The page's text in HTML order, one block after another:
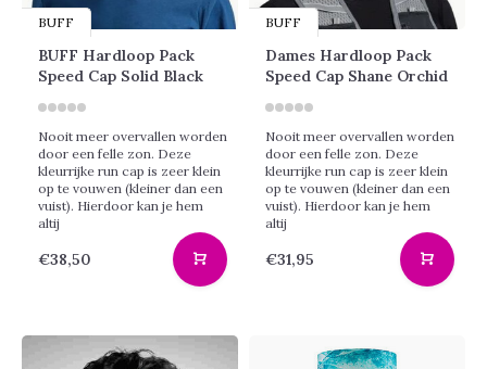
BUFF
BUFF Hardloop Pack
Speed Cap Solid Black
Nooit meer overvallen worden
door een felle zon. Deze
kleurrijke run cap is zeer klein
op te vouwen (kleiner dan een
vuist). Hierdoor kan je hem
altij
€38,50
BUFF
Dames Hardloop Pack
Speed Cap Shane Orchid
Nooit meer overvallen worden
door een felle zon. Deze
kleurrijke run cap is zeer klein
op te vouwen (kleiner dan een
vuist). Hierdoor kan je hem
altij
€31,95